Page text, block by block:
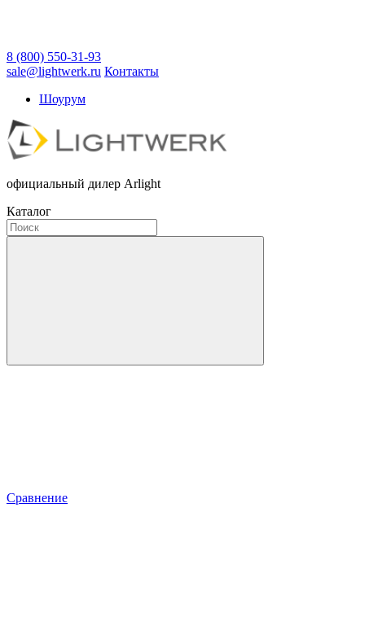
8 (800) 550-31-93
sale@lightwerk.ru Контакты
Шоурум
официальный дилер Arlight
Каталог
Сравнение